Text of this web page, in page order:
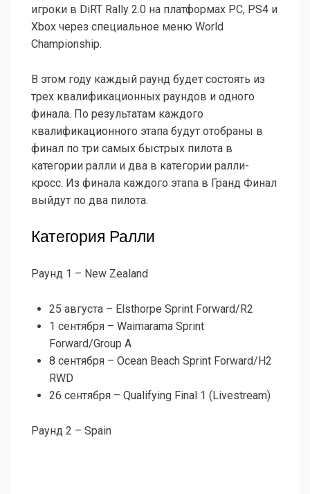
игроки в DiRT Rally 2.0 на платформах PC, PS4 и
Xbox через специальное меню World
Championship.
В этом году каждый раунд будет состоять из
трех квалификационных раундов и одного
финала. По результатам каждого
квалификационного этапа будут отобраны в
финал по три самых быстрых пилота в
категории ралли и два в категории ралли-
кросс. Из финала каждого этапа в Гранд Финал
выйдут по два пилота.
Категория Ралли
Раунд 1 – New Zealand
25 августа – Elsthorpe Sprint Forward/R2
1 сентября – Waimarama Sprint
Forward/Group A
8 сентября – Ocean Beach Sprint Forward/H2
RWD
26 сентября – Qualifying Final 1 (Livestream)
Раунд 2 – Spain